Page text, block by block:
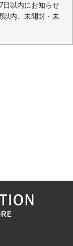
日以内にお知らせ
以内、未開封・未